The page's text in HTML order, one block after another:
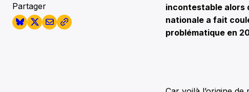
Partager
incontestable alors
nationale a fait
problématique en